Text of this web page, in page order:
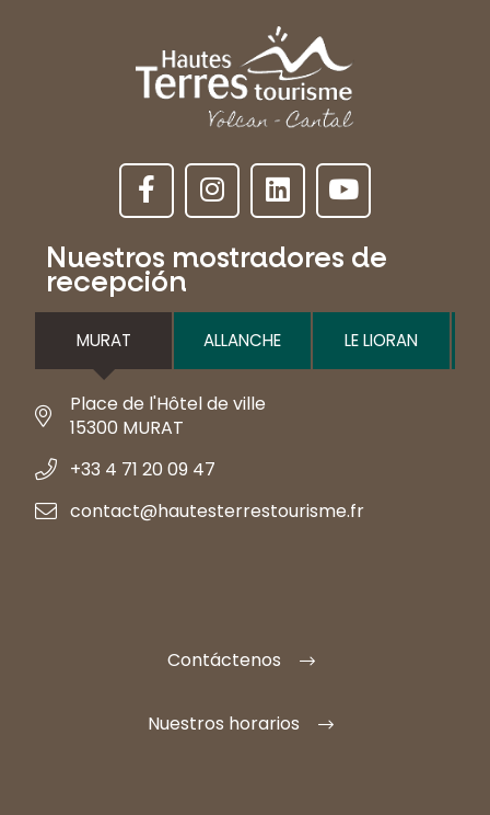
Nuestros mostradores de
recepción
MURAT ALLANCHE LE LIORAN
Place de l'Hôtel de ville
15300 MURAT
+33 4 71 20 09 47
contact@hautesterrestourisme.fr
Contáctenos
Nuestros horarios